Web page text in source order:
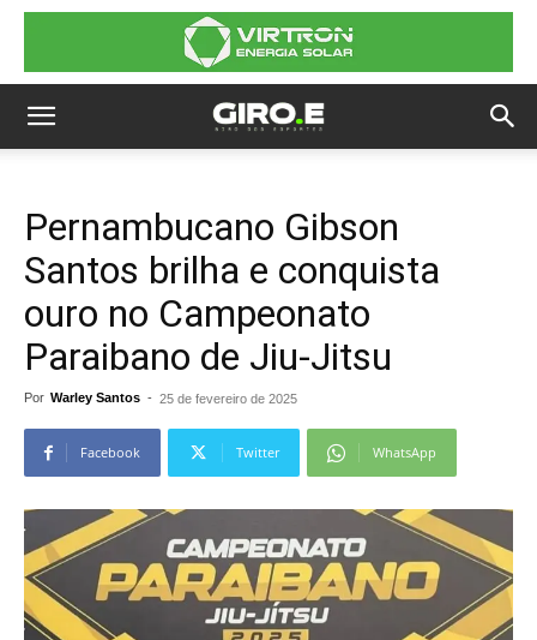
Pernambucano Gibson
Santos brilha e conquista
ouro no Campeonato
Paraibano de Jiu-Jitsu
Por Warley Santos - 25 de fevereiro de 2025
Facebook Twitter WhatsApp